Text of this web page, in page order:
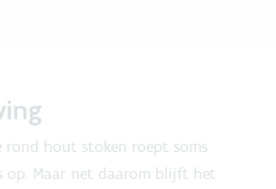
rond hout stoken roept soms
op. Maar net daarom blijft het